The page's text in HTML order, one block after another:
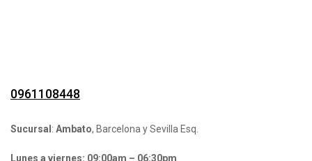
0961108448
Sucursal : Ambato, Barcelona y Sevilla Esq.
Lunes a viernes: 09:00am – 06:30pm